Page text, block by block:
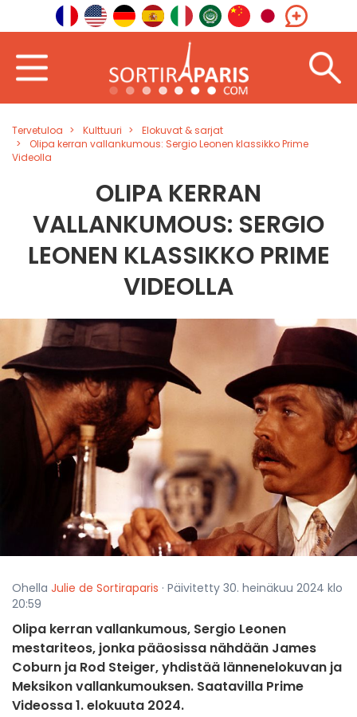
Tervetuloa Kulttuuri
Elokuvat & sarjat
Olipa kerran vallankumous: Sergio Leonen klassikko Prime
Videolla
OLIPA KERRAN
VALLANKUMOUS: SERGIO
LEONEN KLASSIKKO PRIME
VIDEOLLA
Ohella Julie de Sortiraparis · Päivitetty 30. heinäkuu 2024 klo
20:59
Olipa kerran vallankumous, Sergio Leonen
mestariteos, jonka pääosissa nähdään James
Coburn ja Rod Steiger, yhdistää lännenelokuvan ja
Meksikon vallankumouksen. Saatavilla Prime
Videossa 1. elokuuta 2024.